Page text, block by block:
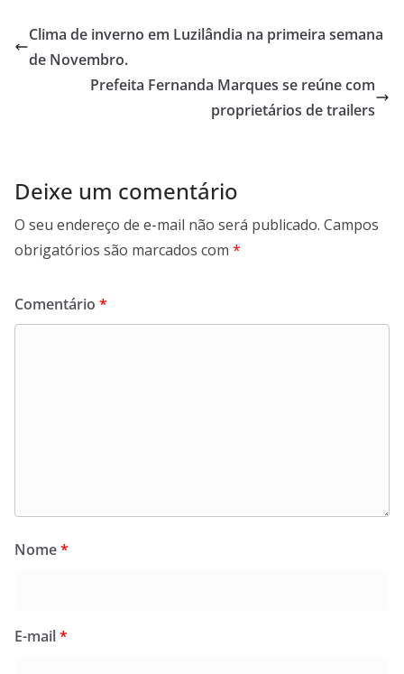
Clima de inverno em Luzilândia na primeira semana
de Novembro.
Prefeita Fernanda Marques se reúne com
proprietários de trailers
Deixe um comentário
O seu endereço de e-mail não será publicado. Campos
obrigatórios são marcados com *
Comentário *
Nome*
E-mail*